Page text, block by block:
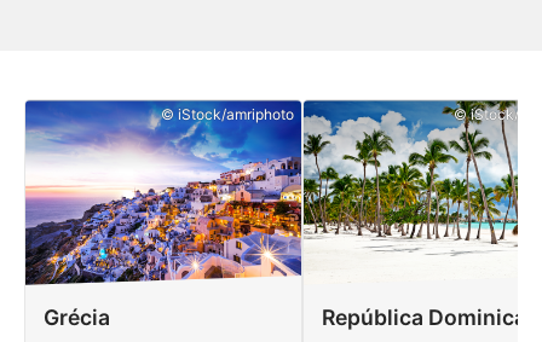
© iStock/amriphoto
Grécia
© iStock/
República